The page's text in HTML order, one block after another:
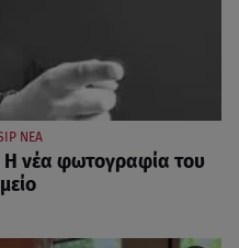
ΝΕΑ
Η νέα φωτογραφία του